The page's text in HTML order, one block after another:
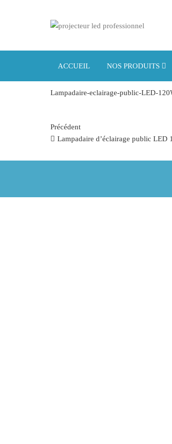
ACCUEIL NOS PRODUITS
Lampadaire-eclairage-public-LED-
Navigation de
Article précédent
Précédent
Lampadaire d’éclairage public LED